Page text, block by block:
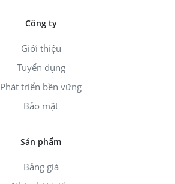
Công ty
Giới thiệu
Tuyển dụng
Phát triển bền vững
Bảo mật
Sản phẩm
Bảng giá